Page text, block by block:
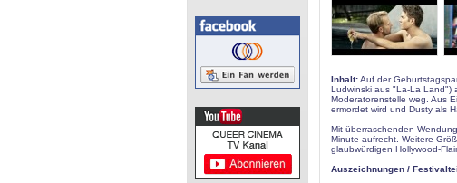
Inhalt:Auf der
Ludwinski aus "La-La Land")
Moderatorenstelle weg. Aus
ermordet wird und Dusty als
Mit überraschenden
Minute aufrecht. Weitere
glaubwürdigen Hollywood-
Auszeichnungen /